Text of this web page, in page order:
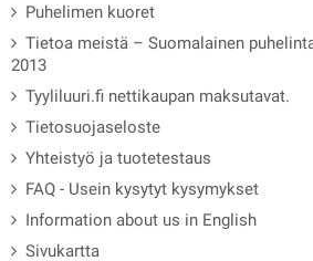
Puhelimen kuoret
Tietoa meistä – Suomalainen
2013
Tyyliluuri.fi nettikaupan maksutavat.
Tietosuojaseloste
Yhteistyö ja tuotetestaus
FAQ - Usein kysytyt kysymykset
Information about us in English
Sivukartta